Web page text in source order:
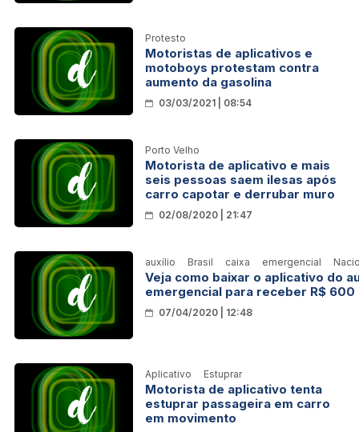
Protesto
Motoristas de aplicativos e
motoboys protestam contra
aumento da gasolina
03/03/2021 | 08:54
Porto Velho
Motorista de aplicativo e mais
seis pessoas saem ilesas após
carro capotar e derrubar muro
02/08/2020 | 21:47
auxílio Brasil caixa emergencial
Veja como baixar o aplicativo do
emergencial para receber R$
07/04/2020 | 12:48
Aplicativo Estuprar
Motorista de aplicativo tenta
estuprar passageira em carro
em movimento